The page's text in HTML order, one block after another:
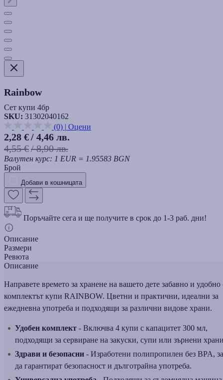
Rainbow
Сет купи 4бр
SKU: 31302040162
(0) | Оцени
2,28 €/ 4,46 лв.
4,55 €/ 8,90 лв.
Валутен курс: 1 EUR = 1.95583 BGN
Брой
Добави в кошницата
Поръчайте сега и ще получите в срок до 1-3 раб. дни!
Описание
Размери
Ревюта
Описание
Направете времето за хранене на вашето дете забавно и удобно
комплектът купи RAINBOW. Цветни и практични, идеални за
ежедневна употреба и подходящи за различни видове храни.
Удобен комплект - Включва 4 купи с капацитет 300 мл,
подходящи за сервиране на закуски, супи или зърнени
Здрави и безопасни - Изработени полипропилен без BPA, за
да гарантират безопасност и дълготрайна употреба.